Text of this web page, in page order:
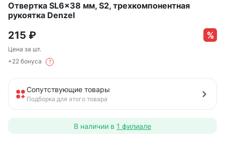
Отвертка SL6x38 мм, S2, трехкомпонентная
рукоятка Denzel
215 ₽
Цена за шт.
+22 бонуса
?
Сопутствующие товары
Подборка для этого товара
В наличии в 1 филиале